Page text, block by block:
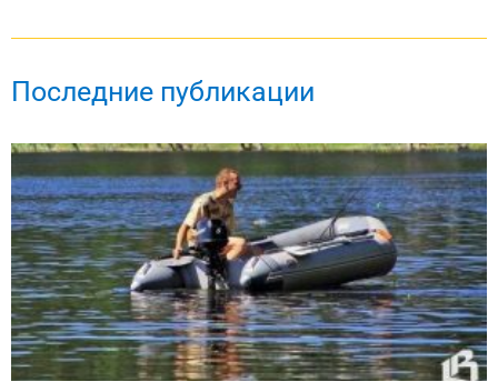
Последние публикации